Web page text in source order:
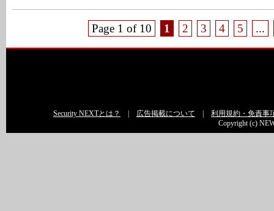
Page 1 of 10 1 2 3 4 5 ...
Security NEXTとは？ 広告掲載について
利用規約・免責事
Copyright (c)